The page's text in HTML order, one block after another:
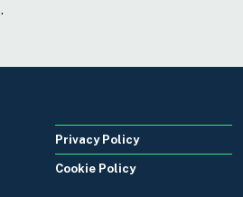
Privacy Policy
Cookie Policy